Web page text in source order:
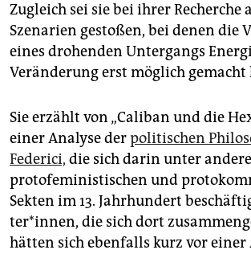
Zugleich sei sie bei ihrer Recherche
Szenarien gestoßen, bei denen die
eines drohenden Untergangs
Veränderung erst möglich gemacht
Sie erzählt von „Caliban und die
einer Analyse derpolitischen
Federici, die sich darin unter
protofeministischen und
Sekten im 13. Jahrhundert
ter*in­nen, die sich dort
hätten sich ebenfalls kurz vor einer